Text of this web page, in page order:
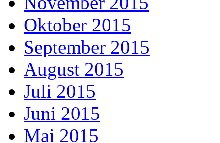
Oktober 2015
September 2015
August 2015
Juli 2015
Juni 2015
Mai 2015